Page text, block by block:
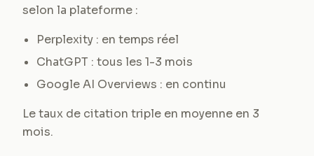
selon la plateforme :
Perplexity : en temps réel
ChatGPT : tous les 1-3 mois
Google AI Overviews : en continu
Le taux de citation triple en moyenne en 3
mois.